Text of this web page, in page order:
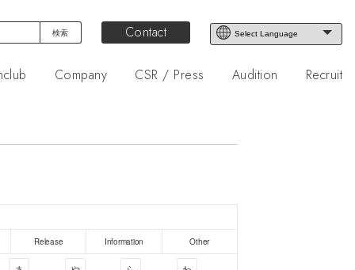
Contact
Company CSR / Press Audition Recruit
Release Information Other